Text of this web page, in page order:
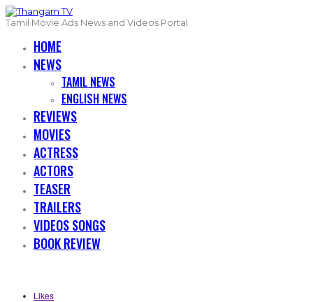
Tamil Movie Ads News and Videos Portal
HOME
NEWS
TAMIL NEWS
ENGLISH NEWS
REVIEWS
MOVIES
ACTRESS
ACTORS
TEASER
TRAILERS
VIDEOS SONGS
BOOK REVIEW
Likes